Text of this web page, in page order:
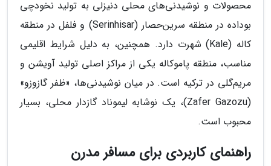
محصولات و نوشیدنی‌های محلی دنیزلی به تولید نخودچی
بوداده در منطقه سرین‌حصار (Serinhisar) و فلفل در منطقه
کاله (Kale) شهرت دارد. همچنین، به دلیل شرایط اقلیمی
مناسب، منطقه پاموکاله یکی از مراکز اصلی تولید آویشن و
مریم‌گلی در ترکیه است. در میان نوشیدنی‌ها، «ظفر گازوزو»
(Zafer Gazozu)، یک نوشابه لیموناد گازدار محلی، بسیار
محبوب است.
راهنمای کاربردی برای مسافر مدرن